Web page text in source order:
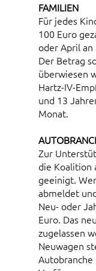
FAMILIEN
Für jedes
100 Euro
oder April
Der Betrag
überwiesen
Hartz-IV-
und 13
Monat.
Zur
die Koalition
geeinigt.
abmeldet
Neu- oder
Euro. Das
zugelassen
Neuwagen